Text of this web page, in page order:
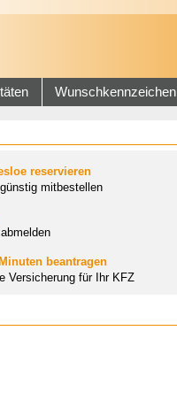
Wunschkennzeichen
reservieren
mitbestellen
beantragen
Versicherung für Ihr KFZ